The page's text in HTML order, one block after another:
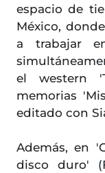
espacio de
México,
a trabajar
el western
memorias
editado con
Además, en
disco duro'